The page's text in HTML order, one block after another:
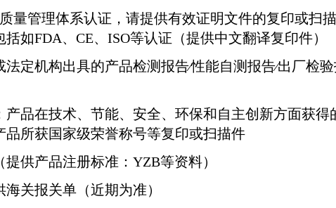
量管理体系认证，请提供有效证明文件的复印或扫描
括如FDA、 CE、 ISO等认证（提供中文翻译复印件）
定机构出具的产品检测报告∕性能自测报告∕出厂检
产品在技术、节能、安全、环保和自主创新方面获得
品所获国家级荣誉称号等复印或扫描件
供产品注册标准： YZB等资料）
关报关单（近期为准）